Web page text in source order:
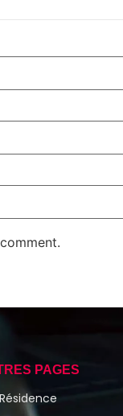
PAGES
Résidence